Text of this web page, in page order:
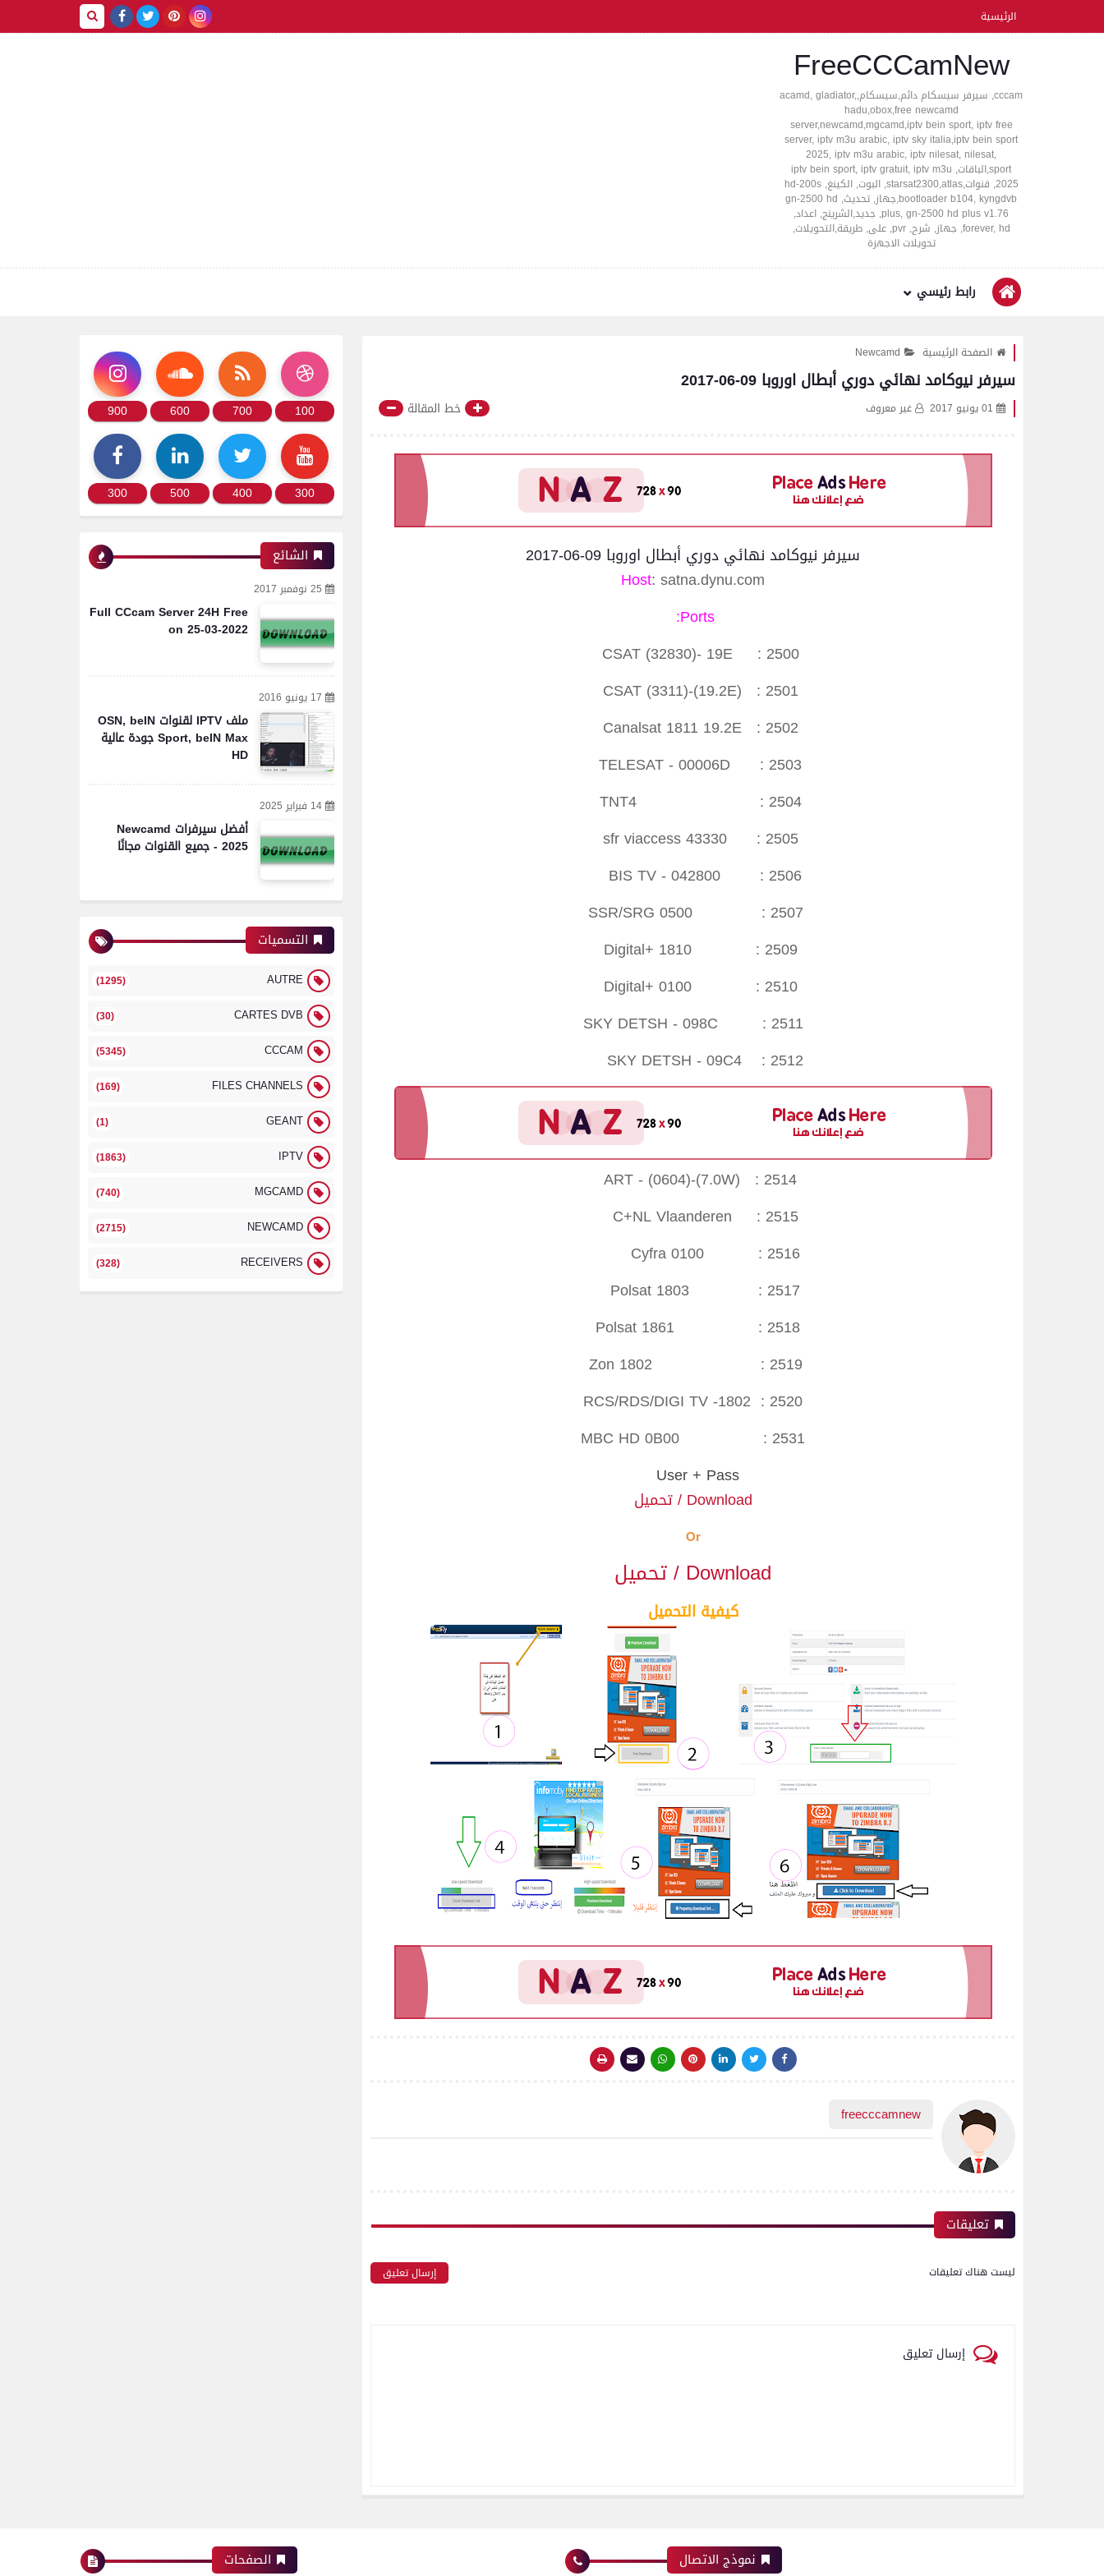
الرئيسية
FreeCCCamNew
cccam, سيرفر سيسكام دائم,سيسكام,acamd, gladiator,
hadu,obox,free newcamd
server,newcamd,mgcamd,iptv bein sport, iptv free
server, iptv m3u arabic, iptv sky italia,iptv bein sport
2025, iptv m3u arabic, iptv nilesat, nilesat,
sport,الباقات, iptv bein sport, iptv gratuit, iptv m3u
2025, قنوات,starsat2300,atlas, البوت, الكينغ, hd-200s
bootloader b104, kyngdvb,جهاز, تحديث, gn-2500 hd
plus, gn-2500 hd plus v1.76, جديد,الشرينج, اعداد,
forever, hd, جهاز, شرح, pvr, على, طريقة,التحويلات,
تحويلات الاجهزة
رابط رئيسي
الصفحة الرئيسية Newcamd
سيرفر نيوكامد نهائي دوري أبطال اوروبا 09-06-2017
01 يونيو 2017 غير معروف خط المقالة
سيرفر نيوكامد نهائي دوري أبطال اوروبا 09-06-2017
Host: satna.dynu.com
Ports:
CSAT (32830)- 19E : 2500
CSAT (3311)-(19.2E) : 2501
Canalsat 1811 19.2E : 2502
TELESAT - 00006D : 2503
TNT4 : 2504
sfr viaccess 43330 : 2505
BIS TV - 042800 : 2506
SSR/SRG 0500 : 2507
Digital+ 1810 : 2509
Digital+ 0100 : 2510
SKY DETSH - 098C : 2511
SKY DETSH - 09C4 : 2512
ART - (0604)-(7.0W) : 2514
C+NL Vlaanderen : 2515
Cyfra 0100 : 2516
Polsat 1803 : 2517
Polsat 1861 : 2518
Zon 1802 : 2519
RCS/RDS/DIGI TV -1802 : 2520
MBC HD 0B00 : 2531
User + Pass
Download / تحميل
Or
Download / تحميل
كيفية التحميل
freecccamnew
تعليقات
ليست هناك تعليقات إرسال تعليق
إرسال تعليق
100
700
600
900
300
400
500
300
الشائع
25 نوفمبر 2017
Full CCcam Server 24H Free
on 25-03-2022
17 يونيو 2016
ملف IPTV لقنوات OSN, beIN
Sport, beIN Max جودة عالية
HD
14 فبراير 2025
أفضل سيرفرات Newcamd
2025 - جميع القنوات مجانًا
التسميات
AUTRE
(1295)
CARTES DVB
(30)
CCCAM
(5345)
FILES CHANNELS
(169)
GEANT
(1)
IPTV
(1863)
MGCAMD
(740)
NEWCAMD
(2715)
RECEIVERS
(328)
نموذج الاتصال الصفحات